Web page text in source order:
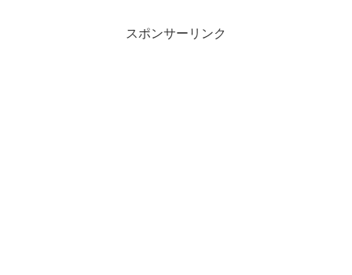
く、一度は行ってほしいイタリア
FESTIVAL under9」が開催...
スポンサーリンク